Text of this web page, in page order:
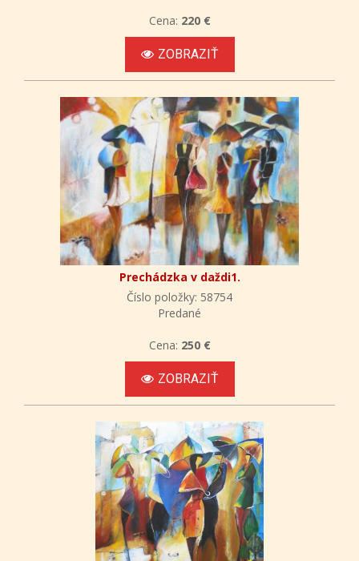
Cena: 220 €
ZOBRAZIŤ
Prechádzka v daždi1.
Číslo položky: 58754
Predané
Cena: 250 €
ZOBRAZIŤ